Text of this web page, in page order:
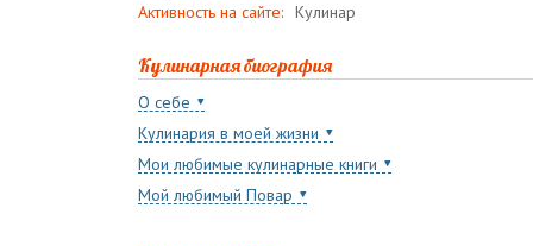
Активность на сайте: Кулинар
Кулинарная биография
О себе
Кулинария в моей жизни
Мои любимые кулинарные книги
Мой любимый Повар